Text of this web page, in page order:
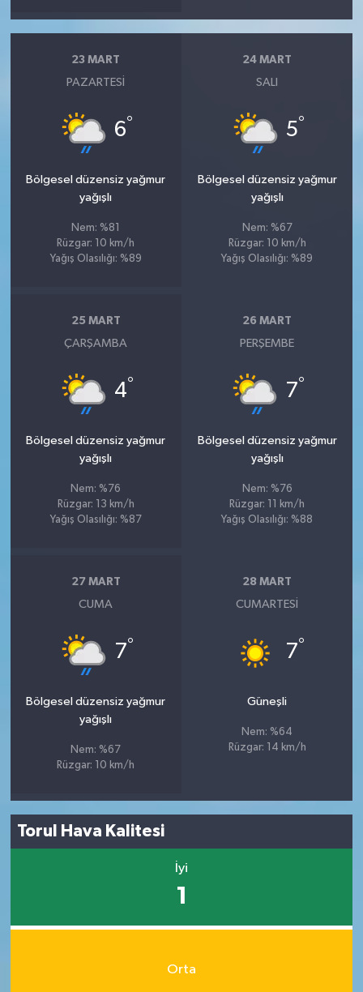
23 MART
PAZARTESI
6°
Bölgesel düzensiz yağmur
yağışlı
Nem: %81
Rüzgar: 10 km/h
Yağış Olasılığı: %89
24 MART
SALI
5°
Bölgesel düzensiz yağmur
yağışlı
Nem: %67
Rüzgar: 10 km/h
Yağış Olasılığı: %89
25 MART
ÇARŞAMBA
4°
Bölgesel düzensiz yağmur
yağışlı
Nem: %76
Rüzgar: 13 km/h
Yağış Olasılığı: %87
26 MART
PERŞEMBE
7°
Bölgesel düzensiz yağmur
yağışlı
Nem: %76
Rüzgar: 11 km/h
Yağış Olasılığı: %88
27 MART
CUMA
7°
Bölgesel düzensiz yağmur
yağışlı
Nem: %67
Rüzgar: 10 km/h
28 MART
CUMARTESI
7°
Güneşli
Nem: %64
Rüzgar: 14 km/h
Torul Hava Kalitesi
İyi
1
Orta